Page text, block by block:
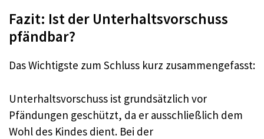
Fazit: Ist der Unterhaltsvorschuss
pfändbar?
Das Wichtigste zum Schluss kurz zusammengefasst:
Unterhaltsvorschuss ist grundsätzlich vor
Pfändungen geschützt, da er ausschließlich dem
Wohl des Kindes dient. Bei der